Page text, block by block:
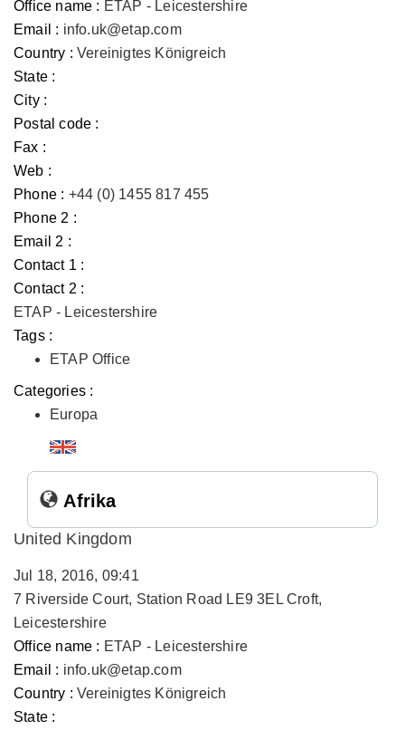
Office name : ETAP - Leicestershire
Email : info.uk@etap.com
Country : Vereinigtes Königreich
State :
City :
Postal code :
Fax :
Web :
Phone : +44 (0) 1455 817 455
Phone 2 :
Email 2 :
Contact 1 :
Contact 2 :
ETAP - Leicestershire
Tags :
ETAP Office
Categories :
Europa
Afrika
United Kingdom
Jul 18, 2016, 09:41
7 Riverside Court, Station Road LE9 3EL Croft,
Leicestershire
Office name : ETAP - Leicestershire
Email : info.uk@etap.com
Country : Vereinigtes Königreich
State :